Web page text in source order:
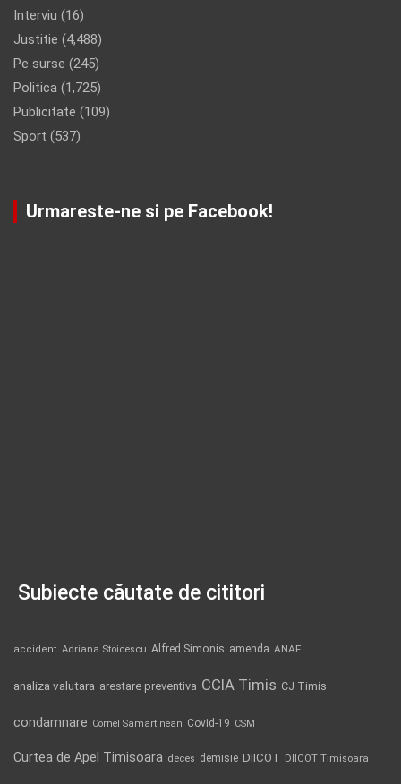
Interviu (16)
Justitie (4,488)
Pe surse (245)
Politica (1,725)
Publicitate (109)
Sport (537)
Urmareste-ne si pe Facebook!
Subiecte căutate de cititori
accident Adriana Stoicescu Alfred Simonis amenda ANAF
analiza valutara arestare preventiva CCIA Timis CJ Timis
condamnare Cornel Samartinean Covid-19 CSM
Curtea de Apel Timisoara deces demisie DIICOT DIICOT Timisoara